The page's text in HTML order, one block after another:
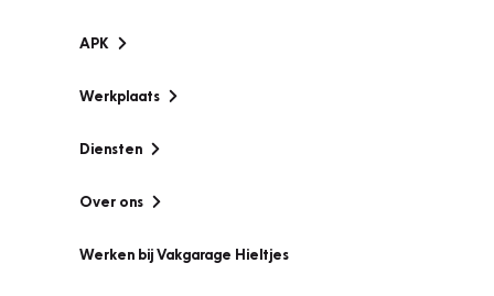
APK
Werkplaats
Diensten
Over ons
Werken bij Vakgarage Hieltjes